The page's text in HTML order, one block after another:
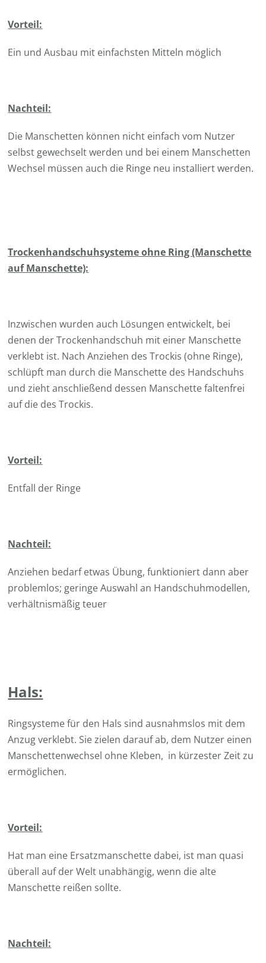
Vorteil:
Ein und Ausbau mit einfachsten Mitteln möglich
Nachteil:
Die Manschetten können nicht einfach vom Nutzer
selbst gewechselt werden und bei einem Manschetten
Wechsel müssen auch die Ringe neu installiert werden.
Trockenhandschuhsysteme ohne Ring (Manschette
auf Manschette):
Inzwischen wurden auch Lösungen entwickelt, bei
denen der Trockenhandschuh mit einer Manschette
verklebt ist. Nach Anziehen des Trockis (ohne Ringe),
schlüpft man durch die Manschette des Handschuhs
und zieht anschließend dessen Manschette faltenfrei
auf die des Trockis.
Vorteil:
Entfall der Ringe
Nachteil:
Anziehen bedarf etwas Übung, funktioniert dann aber
problemlos; geringe Auswahl an Handschuhmodellen,
verhältnismäßig teuer
Hals:
Ringsysteme für den Hals sind ausnahmslos mit dem
Anzug verklebt. Sie zielen darauf ab, dem Nutzer einen
Manschettenwechsel ohne Kleben, in kürzester Zeit zu
ermöglichen.
Vorteil:
Hat man eine Ersatzmanschette dabei, ist man quasi
überall auf der Welt unabhängig, wenn die alte
Manschette reißen sollte.
Nachteil: